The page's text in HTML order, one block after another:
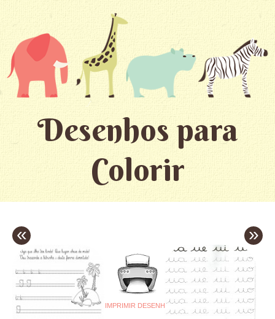
Desenhos para
Colorir
«
IMPRIMIR DESENHO
»